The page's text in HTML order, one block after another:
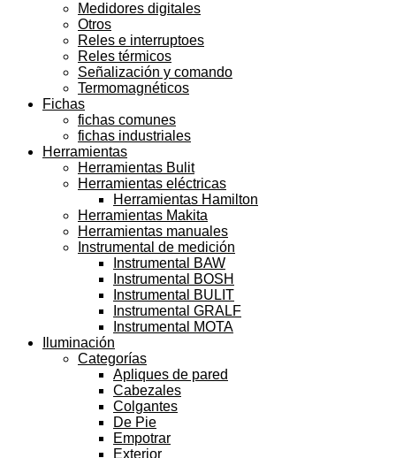
Medidores digitales
Otros
Reles e interruptoes
Reles térmicos
Señalización y comando
Termomagnéticos
Fichas
fichas comunes
fichas industriales
Herramientas
Herramientas Bulit
Herramientas eléctricas
Herramientas Hamilton
Herramientas Makita
Herramientas manuales
Instrumental de medición
Instrumental BAW
Instrumental BOSH
Instrumental BULIT
Instrumental GRALF
Instrumental MOTA
Iluminación
Categorías
Apliques de pared
Cabezales
Colgantes
De Pie
Empotrar
Exterior